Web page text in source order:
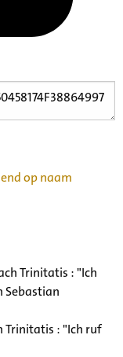
op naam
Trinitatis : "Ich
Sebastian
Trinitatis : "Ich ruf